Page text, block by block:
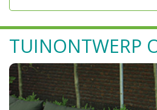
TUINONTWERP